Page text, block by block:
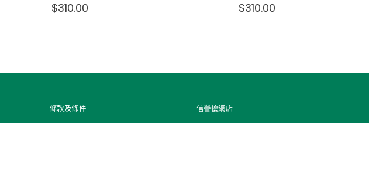
$310.00 $310.00
條款及條件 信譽優網店